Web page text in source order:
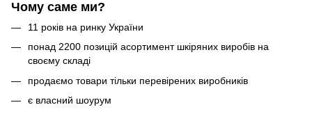
Чому саме ми?
11 років на ринку України
понад 2200 позицій асортимент шкіряних виробів на
своєму складі
продаємо товари тільки перевірених виробників
є власний шоурум